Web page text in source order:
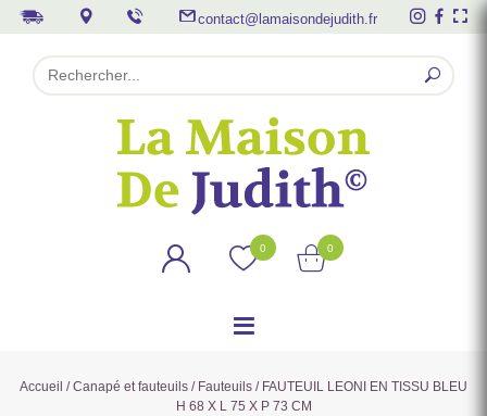
contact@lamaisondejudith.fr
0 0
Accueil /Canapé et fauteuils / Fauteuils / FAUTEUIL LEONI EN TISSU BLEU
H 68 X L 75 X P 73 CM